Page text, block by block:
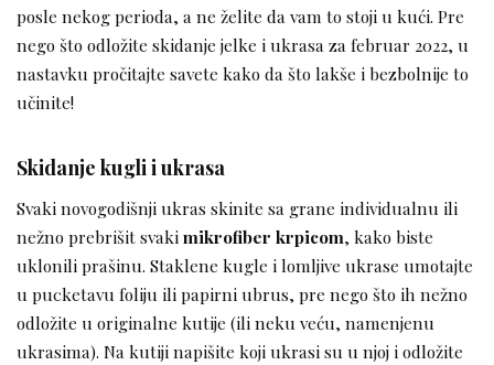
posle nekog perioda, a ne želite da vam to stoji u kući. Pre
nego što odložite skidanje jelke i ukrasa za februar 2022, u
nastavku pročitajte savete kako da što lakše i bezbolnije to
učinite!
Skidanje kugli i ukrasa
Svaki novogodišnji ukras skinite sa grane individualnu ili
nežno prebrišit svakimikrofiber krpicom, kako biste
uklonili prašinu. Staklene kugle i lomljive ukrase umotajte
u pucketavu foliju ili papirni ubrus, pre nego što ih nežno
odložite u originalne kutije (ili neku veću, namenjenu
ukrasima). Na kutiji napišite koji ukrasi su u njoj i odložite